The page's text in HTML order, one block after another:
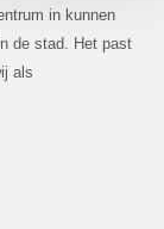
in kunnen
de stad. Het past
als